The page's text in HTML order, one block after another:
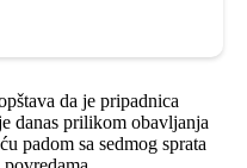
da je pripadnica
danas prilikom obavljanja
padom sa sedmog sprata